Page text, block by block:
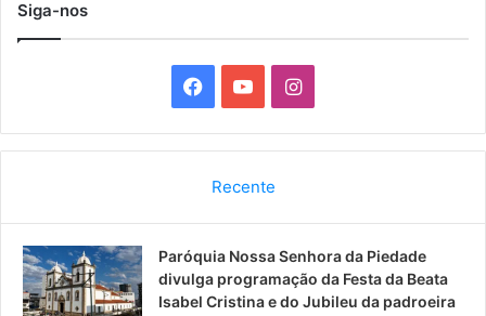
Siga-nos
a
b
o
o
u
b
I
n
a
g
Recente
Paróquia Nossa Senhora da Piedade
divulga programação da Festa da Beata
Isabel Cristina e do Jubileu da padroeira